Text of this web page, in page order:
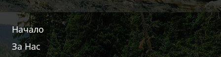
Начало
За Нас